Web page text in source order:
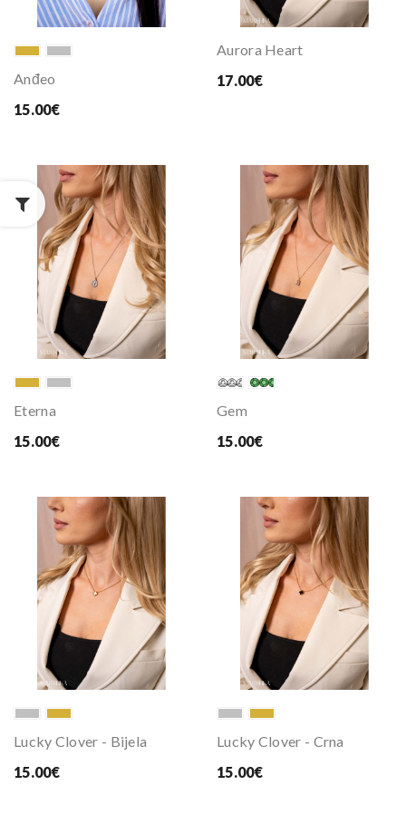
Anđeo
15.00€
Aurora Heart
17.00€
Eterna
15.00€
Gem
15.00€
Lucky Clover - Bijela
15.00€
Lucky Clover - Crna
15.00€